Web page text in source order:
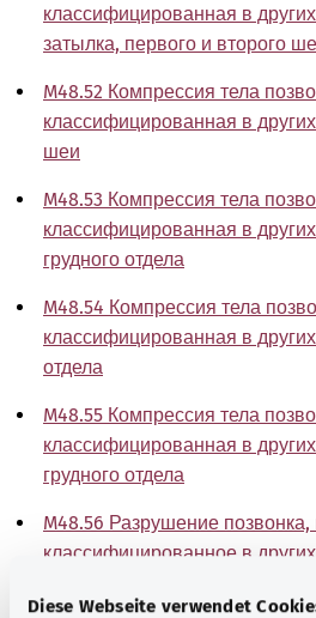
Diese Webseite verwendet
классифицированная в
затылка, первого и второго
M48.52 Компрессия тела
классифицированная в
шеи
M48.53 Компрессия тела
классифицированная в
грудного отдела
M48.54 Компрессия тела
классифицированная в
отдела
M48.55 Компрессия тела
классифицированная в
грудного отдела
M48.56 Разрушение позвонка,
классифицированное в